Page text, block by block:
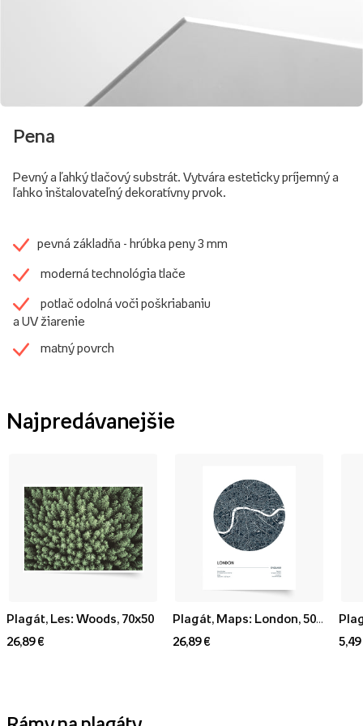
Pena
Pevný a ľahký tlačový substrát. Vytvára esteticky príjemný a
ľahko inštalovateľný dekoratívny prvok.
pevná základňa - hrúbka peny 3 mm
moderná technológia tlače
potlač odolná voči poškriabaniu
a UV žiarenie
matný povrch
Najpredávanejšie
Plagát, Les: Woods, 70x50
26,89 €
26,89 €
5,49